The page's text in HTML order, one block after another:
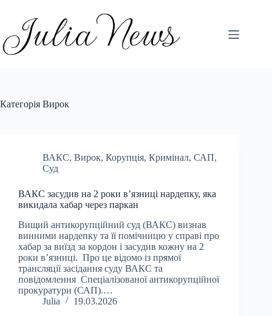
вмісту
Категорія Вирок
ВАКС, Вирок, Корупція, Кримінал, САП,
Суд
ВАКС засудив на 2 роки в’язниці нардепку, яка
викидала хабар через паркан
Вищий антикорупційний суд (ВАКС) визнав
винними нардепку та її помічницю у справі про
хабар за виїзд за кордон і засудив кожну на 2
роки в’язниці. Про це відомо із прямої
трансляції засідання суду ВАКС та
повідомлення Спеціалізованої антикорупційної
прокуратури (САП).…
Julia
19.03.2026